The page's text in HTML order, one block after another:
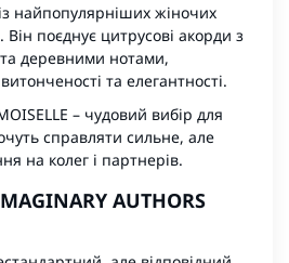
найпопулярніших жіночих
поєднує цитрусові акорди з
деревними нотами,
та елегантності.
– чудовий вибір для
справляти сильне, але
на колег і партнерів.
AUTHORS